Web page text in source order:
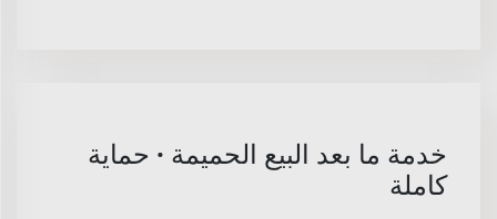
خدمة ما بعد البيع الحميمة · حماية
كاملة